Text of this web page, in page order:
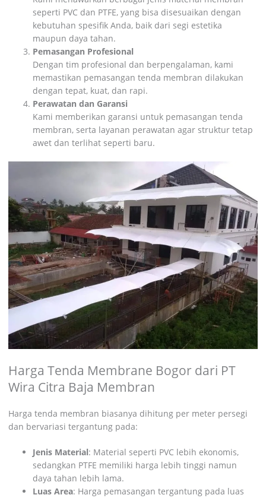
seperti PVC dan PTFE, yang bisa disesuaikan dengan
kebutuhan spesifik Anda, baik dari segi estetika
maupun daya tahan.
Pemasangan Profesional
Dengan tim profesional dan berpengalaman, kami
memastikan pemasangan tenda membran dilakukan
dengan tepat, kuat, dan rapi.
Perawatan dan Garansi
Kami memberikan garansi untuk pemasangan tenda
membran, serta layanan perawatan agar struktur tetap
awet dan terlihat seperti baru.
Harga Tenda Membrane Bogor dari PT
Wira Citra Baja Membran
Harga tenda membran biasanya dihitung per meter persegi
dan bervariasi tergantung pada:
Jenis Material: Material seperti PVC lebih ekonomis,
sedangkan PTFE memiliki harga lebih tinggi namun
daya tahan lebih lama.
Luas Area: Harga pemasangan tergantung pada luas